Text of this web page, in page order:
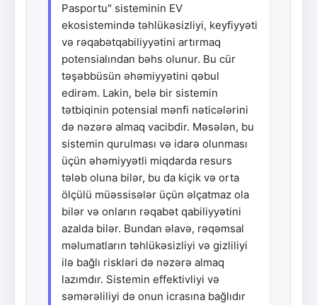
Pasportu" sisteminin EV
ekosistemində təhlükəsizliyi, keyfiyyəti
və rəqabətqabiliyyətini artırmaq
potensialından bəhs olunur. Bu cür
təşəbbüsün əhəmiyyətini qəbul
edirəm. Lakin, belə bir sistemin
tətbiqinin potensial mənfi nəticələrini
də nəzərə almaq vacibdir. Məsələn, bu
sistemin qurulması və idarə olunması
üçün əhəmiyyətli miqdarda resurs
tələb oluna bilər, bu da kiçik və orta
ölçülü müəssisələr üçün əlçatmaz ola
bilər və onların rəqabət qabiliyyətini
azalda bilər. Bundan əlavə, rəqəmsal
məlumatların təhlükəsizliyi və gizliliyi
ilə bağlı riskləri də nəzərə almaq
lazımdır. Sistemin effektivliyi və
səmərəliliyi də onun icrasına bağlıdır